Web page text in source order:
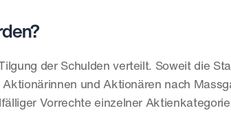
der Schulden verteilt. Soweit die
und Aktionären nach
Vorrechte einzelner